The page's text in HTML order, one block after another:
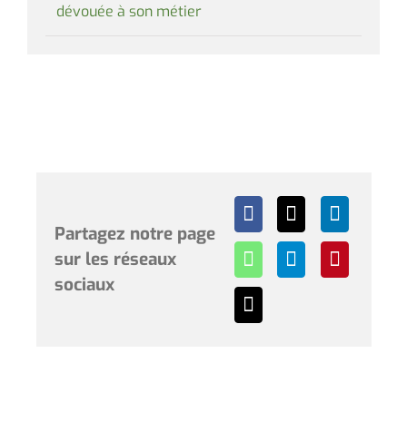
dévouée à son métier
Partagez notre page
sur les réseaux
sociaux